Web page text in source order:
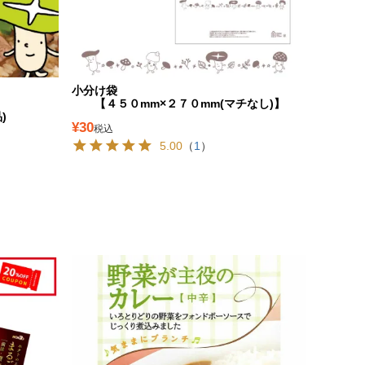
)
小分け袋
【４５０mm×２７０mm(マチなし)】
¥30税込
5.00 （1）